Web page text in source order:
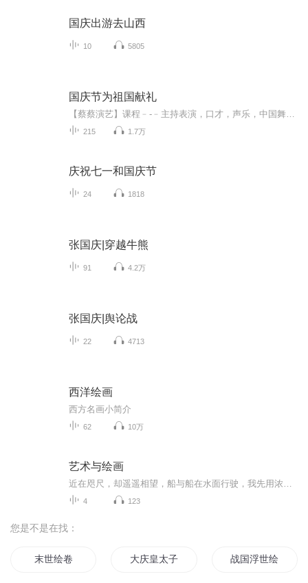
国庆出游去山西
10 5805
国庆节为祖国献礼
215 1.7万
庆祝七一和国庆节
24 1818
张国庆|穿越牛熊
91 4.2万
张国庆|舆论战
22 4713
西洋绘画
西方名画小简介
62 10万
艺术与绘画
4 123
您是不是在找：
末世绘卷 大庆皇太子 战国浮世绘